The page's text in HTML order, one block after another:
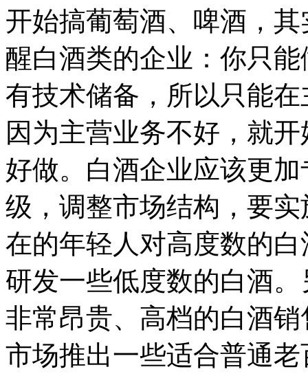
开始搞葡萄酒、啤酒，
醒白酒类的企业：你只
有技术储备，所以只能
因为主营业务不好，就
好做。白酒企业应该更
级，调整市场结构，要
在的年轻人对高度数的
研发一些低度数的白酒
非常昂贵、高档的白酒
市场推出一些适合普通